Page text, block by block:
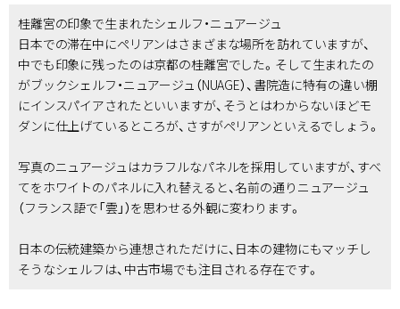
桂離宮の印象で生まれたシェルフ・ニュアージュ
日本での滞在中にペリアンはさまざまな場所を訪れていますが、
中でも印象に残ったのは京都の桂離宮でした。そして生まれたの
がブックシェルフ・ニュアージュ（NUAGE）、書院造に特有の違い棚
にインスパイアされたといいますが、そうとはわからないほどモ
ダンに仕上げているところが、さすがペリアンといえるでしょう。
写真のニュアージュはカラフルなパネルを採用していますが、すべ
てをホワイトのパネルに入れ替えると、名前の通りニュアージュ
（フランス語で「雲」）を思わせる外観に変わります。
日本の伝統建築から連想されただけに、日本の建物にもマッチし
そうなシェルフは、中古市場でも注目される存在です。